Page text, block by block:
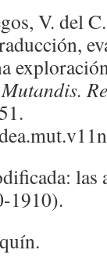
V. del
las
1910).